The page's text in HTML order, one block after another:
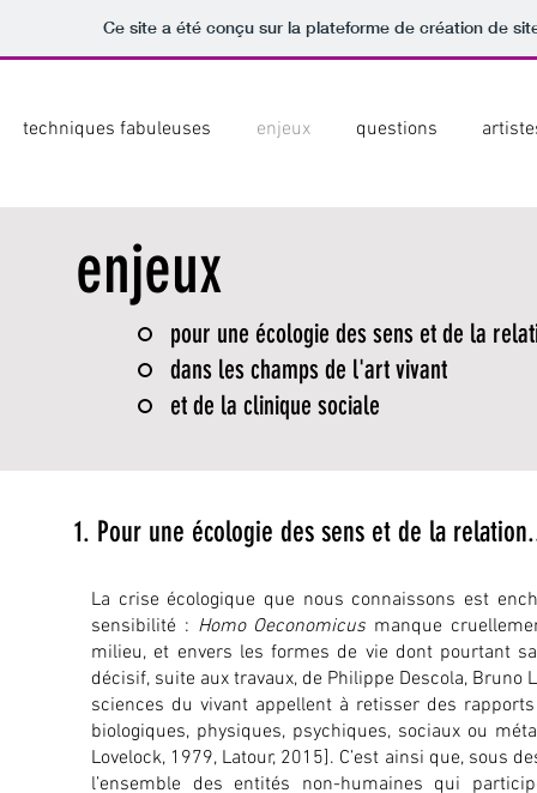
Ce site a été conçu sur la plateforme de création de
techniques fabuleuses enjeux questions
enjeux
pour une écologie des sens et de la
dans les champs de l'art vivant
et de la clinique sociale
1. Pour une écologie des sens et de la
La crise écologique que nous connaissons est
sensibilité : Homo Oeconomicus manque
milieu, et envers les formes de vie dont pourtant
décisif, suite aux travaux, de Philippe Descola, Bruno
sciences du vivant appellent à retisser des
biologiques, physiques, psychiques, sociaux ou
Lovelock, 1979, Latour, 2015]. C’est ainsi que, sous
l’ensemble des entités non-humaines qui